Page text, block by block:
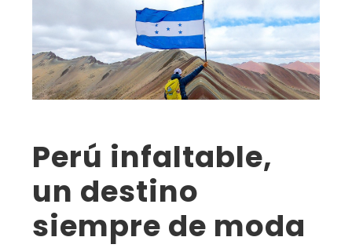
Perú infaltable,
un destino
siempre de moda